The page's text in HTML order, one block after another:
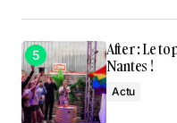
After : Le
Nantes !
Actu